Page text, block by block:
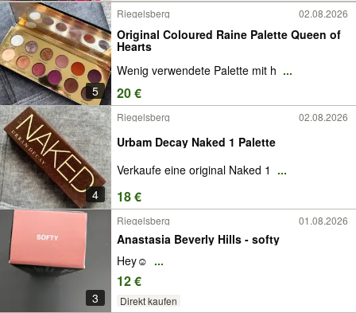
5
Riegelsberg 02.08.2026
Original Coloured Raine Palette Queen of
Hearts
Wenig verwendete Palette mit h ...
20 €
4
Riegelsberg 02.08.2026
Urbam Decay Naked 1 Palette
Verkaufe eine original Naked 1 ...
18 €
3
Riegelsberg 01.08.2026
Anastasia Beverly Hills - softy
Hey☺️ ...
12 €
Direkt kaufen